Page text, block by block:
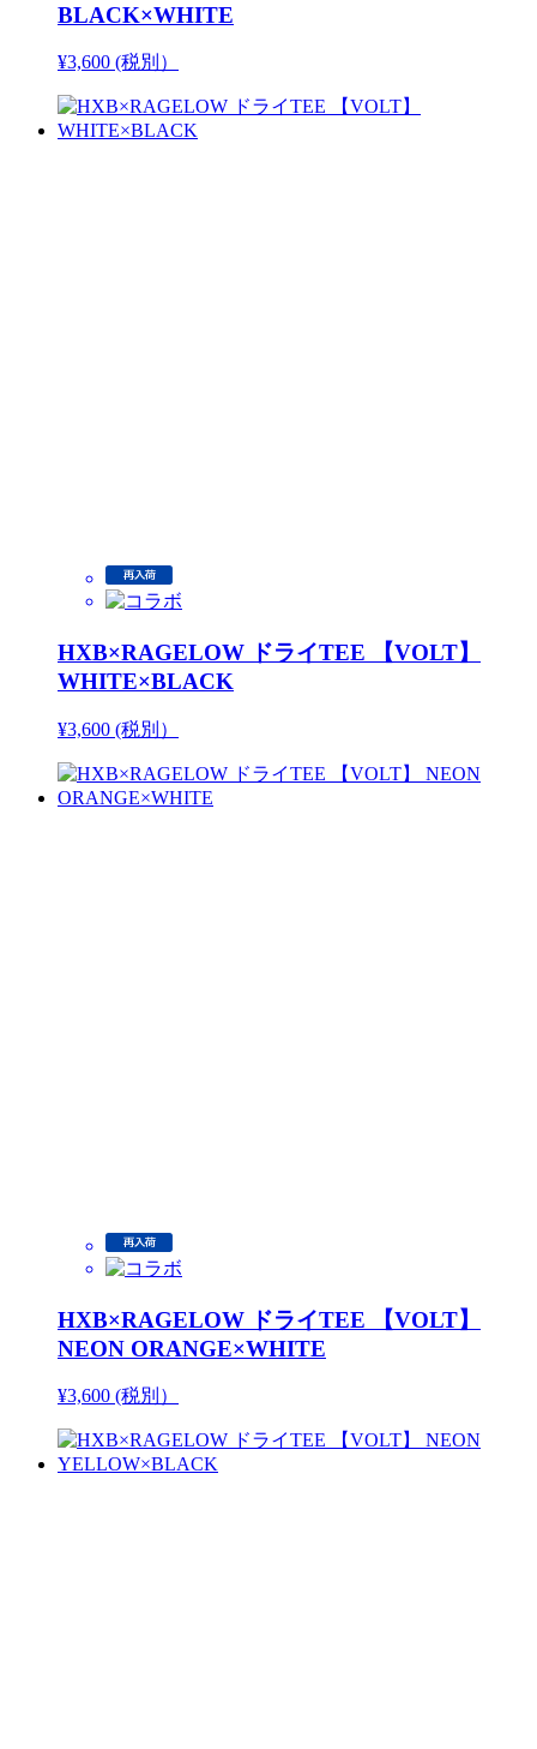
BLACK×WHITE
¥3,600 (税別）
HXB×RAGELOW ドライTEE 【VOLT】
WHITE×BLACK
¥3,600 (税別）
HXB×RAGELOW ドライTEE 【VOLT】
NEON ORANGE×WHITE
¥3,600 (税別）